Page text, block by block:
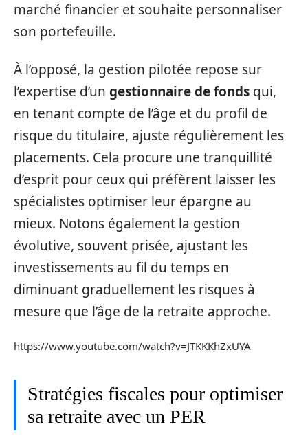
marché financier et souhaite personnaliser
son portefeuille.
À l’opposé, la gestion pilotée repose sur
l’expertise d’un gestionnaire de fonds qui,
en tenant compte de l’âge et du profil de
risque du titulaire, ajuste régulièrement les
placements. Cela procure une tranquillité
d’esprit pour ceux qui préfèrent laisser les
spécialistes optimiser leur épargne au
mieux. Notons également la gestion
évolutive, souvent prisée, ajustant les
investissements au fil du temps en
diminuant graduellement les risques à
mesure que l’âge de la retraite approche.
https://www.youtube.com/watch?v=JTKKKhZxUYA
Stratégies fiscales pour optimiser
sa retraite avec un PER